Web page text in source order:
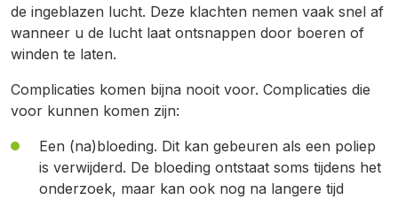
de ingeblazen lucht. Deze klachten nemen vaak snel af
wanneer u de lucht laat ontsnappen door boeren of
winden te laten.
Complicaties komen bijna nooit voor. Complicaties die
voor kunnen komen zijn:
Een (na)bloeding. Dit kan gebeuren als een poliep
is verwijderd. De bloeding ontstaat soms tijdens het
onderzoek, maar kan ook nog na langere tijd